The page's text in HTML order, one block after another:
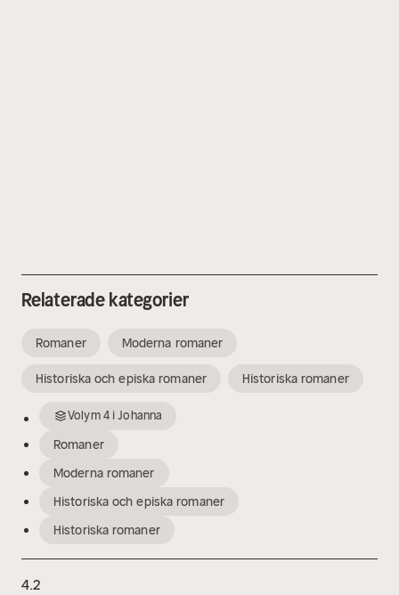
Relaterade kategorier
Romaner Moderna romaner
Historiska och episka romaner Historiska romaner
Volym4iJohanna
Romaner
Moderna romaner
Historiska och episka romaner
Historiska romaner
4.2